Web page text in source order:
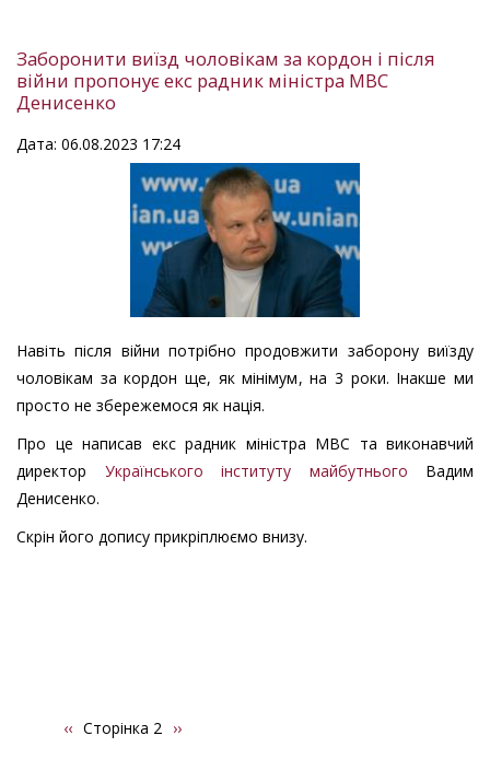
Заборонити виїзд чоловікам за кордон і після
війни пропонує екс радник міністра МВС
Денисенко
Дата: 06.08.2023 17:24
Навіть після війни потрібно продовжити заборону виїзду
чоловікам за кордон ще, як мінімум, на 3 роки. Інакше ми
просто не збережемося як нація.
Про це написав екс радник міністра МВС та виконавчий
директор Українського інституту майбутнього Вадим
Денисенко.
Скрін його допису прикріплюємо внизу.
Розбивка
Попередня
‹‹ Сторінка 2 Наступна
››